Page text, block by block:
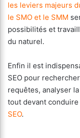
les leviers majeurs
le SMO et le SMM
possibilités et
du naturel.
Enfin il est
SEO pour
requêtes, analyser
tout devant conduire
SEO.